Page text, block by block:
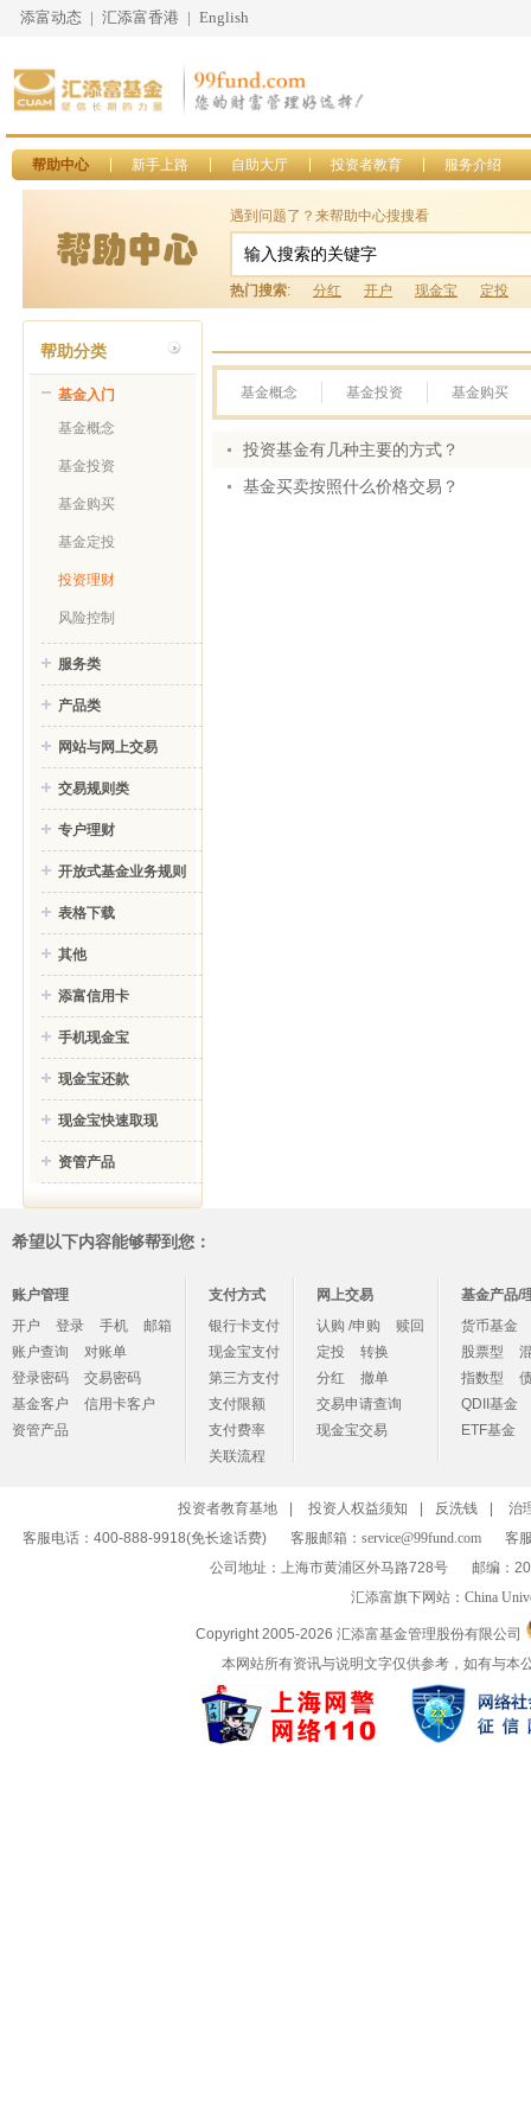
添富动态 | 汇添富香港 | English
帮助中心 新手上路 自助大厅 投资者教育 服务介绍
遇到问题了？来帮助中心搜搜看
热门搜索: 分红 开户 现金宝 定投
帮助分类
基金入门
基金概念
基金投资
基金购买
基金定投
投资理财
风险控制
服务类
产品类
网站与网上交易
交易规则类
专户理财
开放式基金业务规则
表格下载
其他
添富信用卡
手机现金宝
现金宝还款
现金宝快速取现
资管产品
基金概念 基金投资 基金购买
投资基金有几种主要的方式？
基金买卖按照什么价格交易？
希望以下内容能够帮到您：
账户管理
开户
登录 手机
邮箱
账户查询
对账单
登录密码
交易密码
基金客户
信用卡客户
资管产品
支付方式
银行卡支付
现金宝支付
第三方支付
支付限额
支付费率
关联流程
网上交易
认购 /申购
赎回
定投
转换
分红
撤单
交易申请查询
现金宝交易
基金产品/
货币基金
股票型
指数型
QDII基金
ETF基金
投资者教育基地 投资人权益须知 反洗钱
治
客服电话：400-888-9918(免长途话费)
客服邮箱：service@99fund.com
客
公司地址：上海市黄浦区外马路728号
邮编：
汇添富旗下网站：China
Copyright 2005-2026 汇添富基金管理股份有限公司
本网站所有资讯与说明文字仅供参考，如有与本